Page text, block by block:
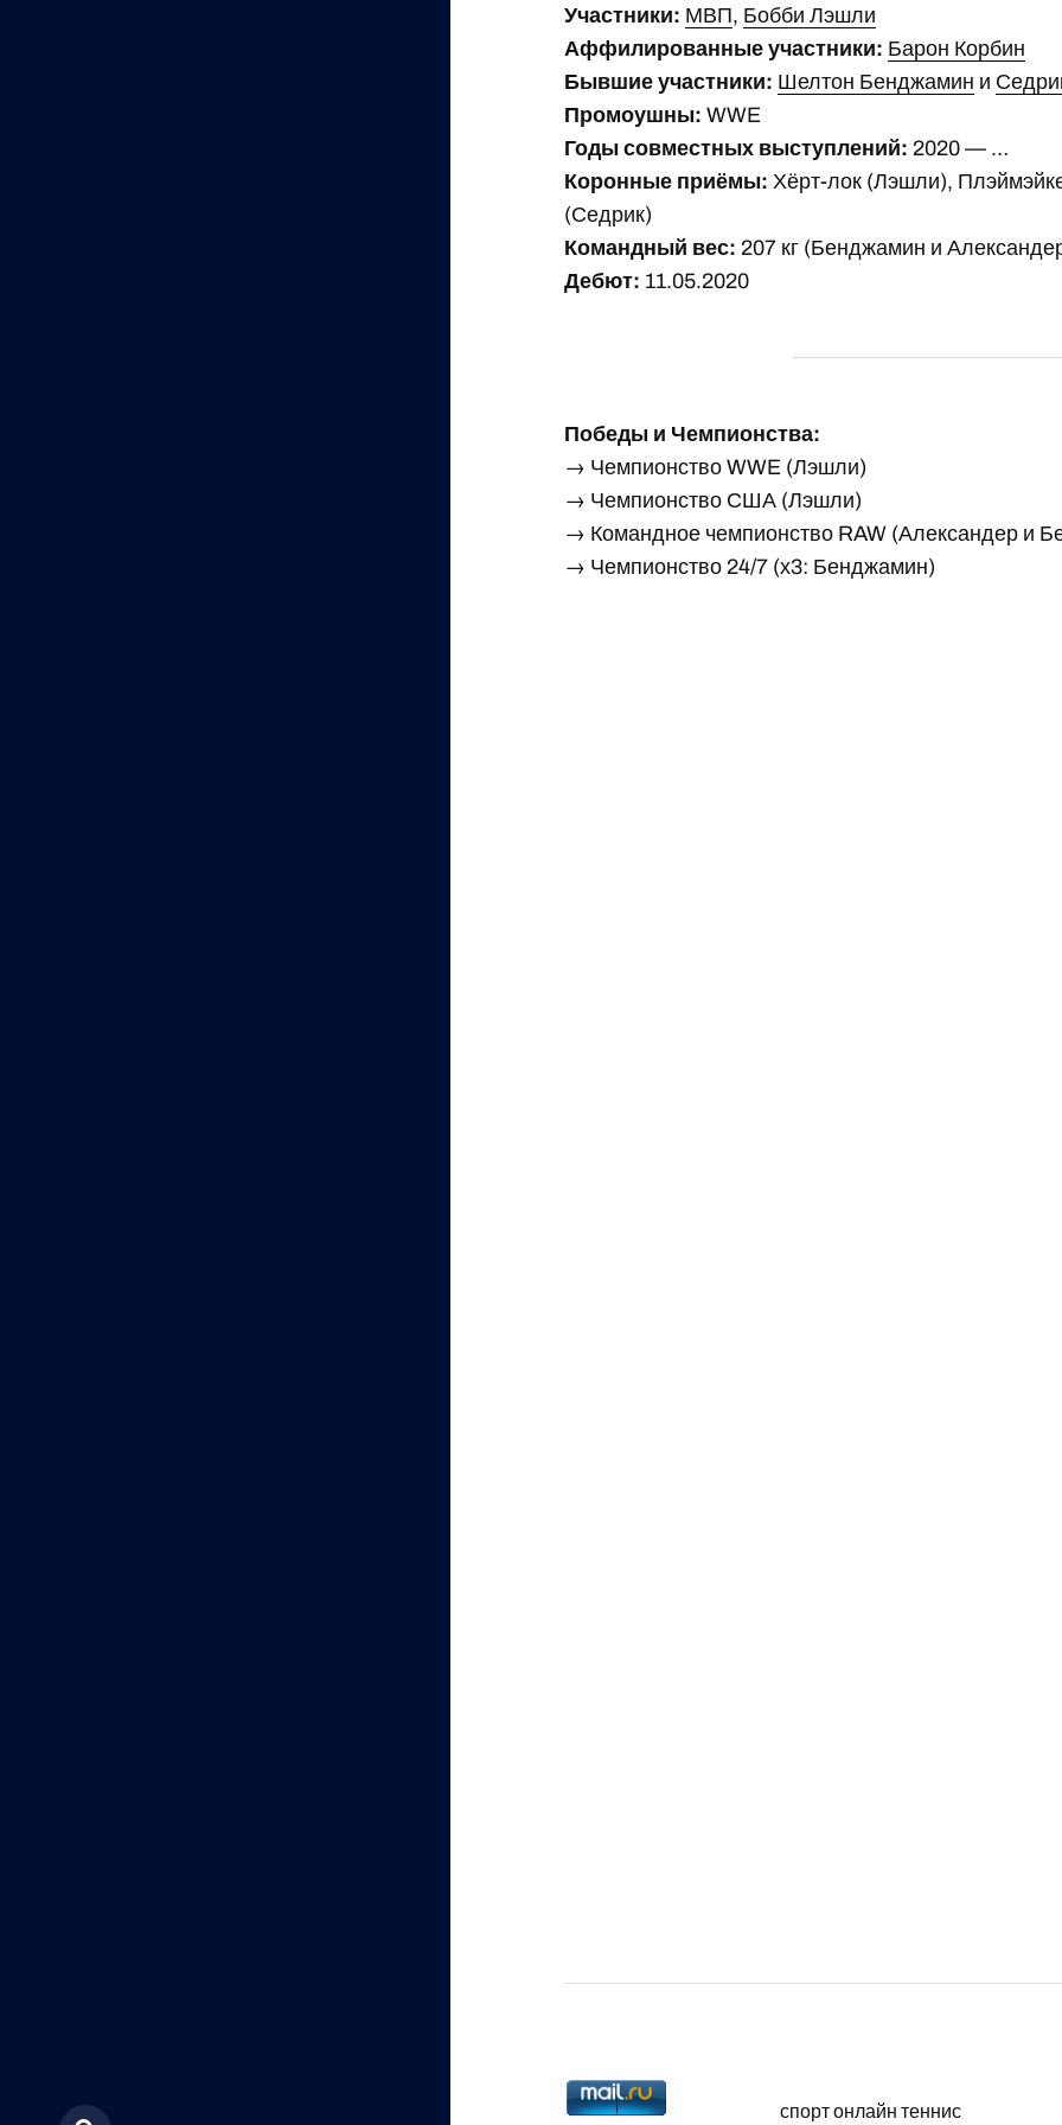
Участники: МВП, Бобби Лэшли
Аффилированные участники: Барон Корбин
Бывшие участники: Шелтон Бенджамин и
Промоушны: WWE
Годы совместных выступлений: 2020 — …
Коронные приёмы: Хёрт-лок (Лэшли),
(Седрик)
Командный вес: 207 кг (Бенджамин и
Дебют: 11.05.2020
Победы и Чемпионства:
→ Чемпионство WWE (Лэшли)
→ Чемпионство США (Лэшли)
→ Командное чемпионство RAW (Александер и
→ Чемпионство 24/7 (х3: Бенджамин)
спорт онлайн теннис